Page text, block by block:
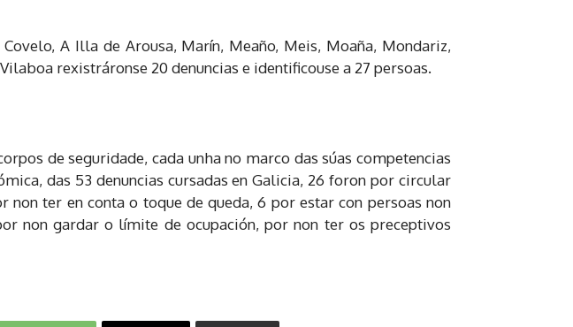
A Illa de Arousa, Marín, Meaño, Meis, Moaña, Mondariz,
rexistráronse 20 denuncias e identificouse a 27 persoas.
de seguridade, cada unha no marco das súas competencias
das 53 denuncias cursadas en Galicia, 26 foron por circular
non ter en conta o toque de queda, 6 por estar con persoas non
non gardar o límite de ocupación, por non ter os preceptivos